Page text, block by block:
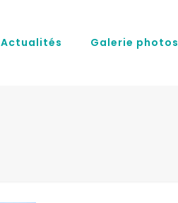
Actualités Galerie photos